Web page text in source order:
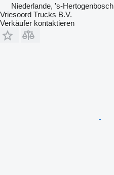
Niederlande, 's-Hertogenbosch
Vriesoord Trucks B.V.
Verkäufer kontaktieren